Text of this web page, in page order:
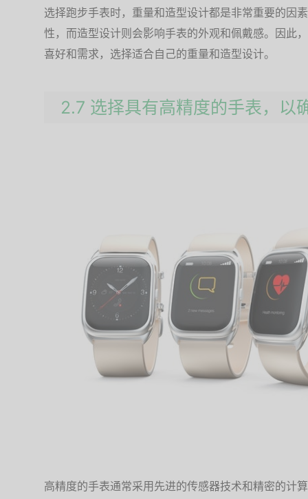
选择跑步手表时，重量和造型设计都是非常重要的因
性，而造型设计则会影响手表的外观和佩戴感。因此
喜好和需求，选择适合自己的重量和造型设计。
2.7 选择具有高精度的手表，以
高精度的手表通常采用先进的传感器技术和精密的计